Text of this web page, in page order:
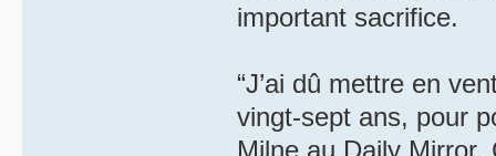
important sacrifice.
“J’ai dû mettre en
vingt-sept ans, pour
Milne au Daily